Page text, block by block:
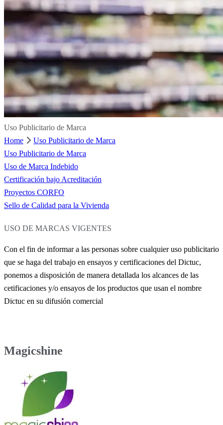
Uso Publicitario de Marca
Home
Uso Publicitario de Marca
Uso Publicitario de Marca
Uso de Marca Indebido
Certificación bajo Acreditación
Proyectos CORFO
Sello de Calidad para la Vivienda
USO DE MARCAS VIGENTES
Con el fin de informar a las personas sobre cualquier uso publicitario
que se haga del trabajo en ensayos y certificaciones del Dictuc,
ponemos a disposición de manera detallada los alcances de las
cetificaciones y/o ensayos de los productos que usan el nombre
Dictuc en su difusión comercial
Magicshine